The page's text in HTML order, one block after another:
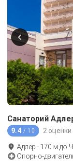
Санаторий
9.4 / 10 2 оценки
Адлер · 170 м до
Опорно-